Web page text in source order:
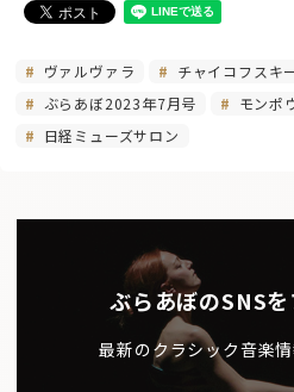
ヴァルヴァラ チャイコフスキ
ぶらあぼ2023年7月号
モンポ
日経ミューズサロン
ぶらあぼのSNS
最新のクラシック音楽